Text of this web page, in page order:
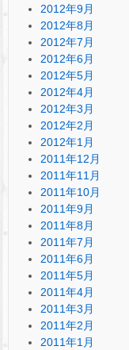
2012年9月
2012年8月
2012年7月
2012年6月
2012年5月
2012年4月
2012年3月
2012年2月
2012年1月
2011年12月
2011年11月
2011年10月
2011年9月
2011年8月
2011年7月
2011年6月
2011年5月
2011年4月
2011年3月
2011年2月
2011年1月